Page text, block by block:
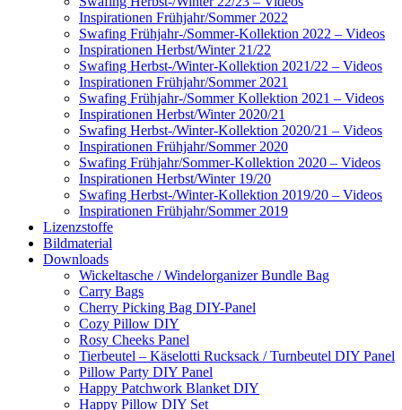
Inspirationen Frühjahr/Sommer 2022
Swafing Frühjahr-/Sommer-Kollektion 2022 – Videos
Inspirationen Herbst/Winter 21/22
Swafing Herbst-/Winter-Kollektion 2021/22 – Videos
Inspirationen Frühjahr/Sommer 2021
Swafing Frühjahr-/Sommer Kollektion 2021 – Videos
Inspirationen Herbst/Winter 2020/21
Swafing Herbst-/Winter-Kollektion 2020/21 – Videos
Inspirationen Frühjahr/Sommer 2020
Swafing Frühjahr/Sommer-Kollektion 2020 – Videos
Inspirationen Herbst/Winter 19/20
Swafing Herbst-/Winter-Kollektion 2019/20 – Videos
Inspirationen Frühjahr/Sommer 2019
Lizenzstoffe
Bildmaterial
Downloads
Wickeltasche / Windelorganizer Bundle Bag
Carry Bags
Cherry Picking Bag DIY-Panel
Cozy Pillow DIY
Rosy Cheeks Panel
Tierbeutel – Käselotti Rucksack / Turnbeutel DIY Panel
Pillow Party DIY Panel
Happy Patchwork Blanket DIY
Happy Pillow DIY Set